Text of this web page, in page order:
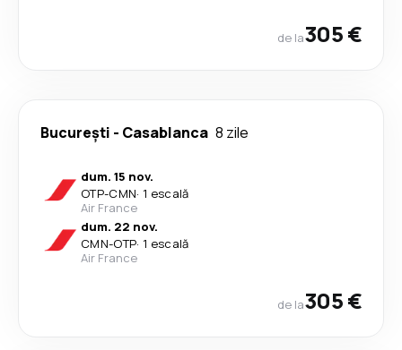
de la305 €
București - Casablanca 8 zile
dum. 15 nov.
OTP-CMN· 1 escală
Air France
dum. 22 nov.
CMN-OTP· 1 escală
Air France
de la305 €